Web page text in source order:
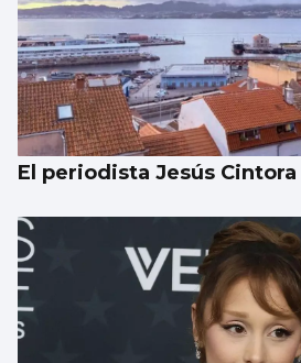
El periodista Jesús